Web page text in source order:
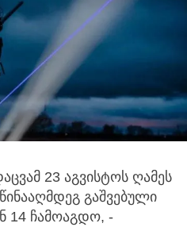
23 აგვისტოს ღამეს
გაშვებული
14 ჩამოაგდო, -